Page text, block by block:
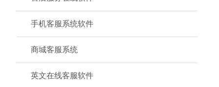
手机客服系统软件
商城客服系统
英文在线客服软件